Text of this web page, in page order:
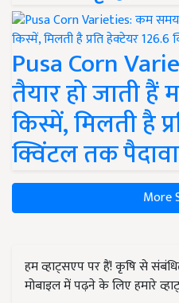
Pusa Corn
तैयार हो जाती हैं
किस्में, मिलती है
क्विंटल तक
More
हम व्हाट्सएप पर हैं! कृषि से
मोबाइल में पढ़ने के लिए हमारे